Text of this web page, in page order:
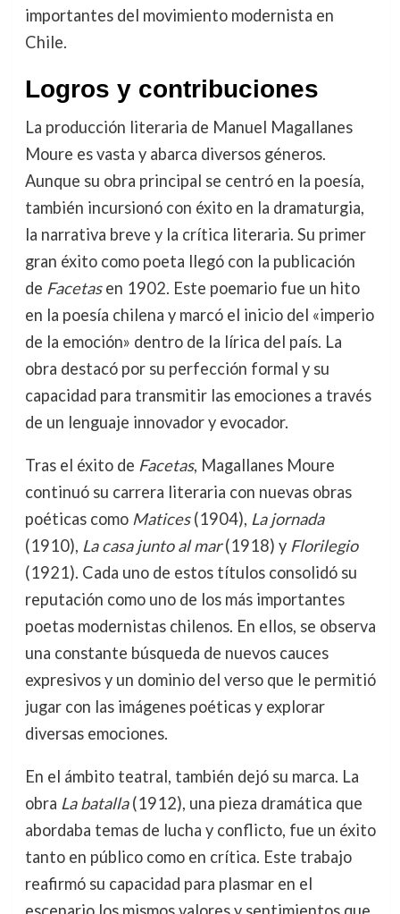
importantes del movimiento modernista en
Chile.
Logros y contribuciones
La producción literaria de Manuel Magallanes
Moure es vasta y abarca diversos géneros.
Aunque su obra principal se centró en la poesía,
también incursionó con éxito en la dramaturgia,
la narrativa breve y la crítica literaria. Su primer
gran éxito como poeta llegó con la publicación
de Facetasen 1902. Este poemario fue un hito
en la poesía chilena y marcó el inicio del «imperio
de la emoción» dentro de la lírica del país. La
obra destacó por su perfección formal y su
capacidad para transmitir las emociones a través
de un lenguaje innovador y evocador.
Tras el éxito de Facetas, Magallanes Moure
continuó su carrera literaria con nuevas obras
poéticas como Matices(1904), La jornada
(1910), La casa junto al mar(1918) y Florilegio
(1921). Cada uno de estos títulos consolidó su
reputación como uno de los más importantes
poetas modernistas chilenos. En ellos, se observa
una constante búsqueda de nuevos cauces
expresivos y un dominio del verso que le permitió
jugar con las imágenes poéticas y explorar
diversas emociones.
En el ámbito teatral, también dejó su marca. La
obra La batalla(1912), una pieza dramática que
abordaba temas de lucha y conflicto, fue un éxito
tanto en público como en crítica. Este trabajo
reafirmó su capacidad para plasmar en el